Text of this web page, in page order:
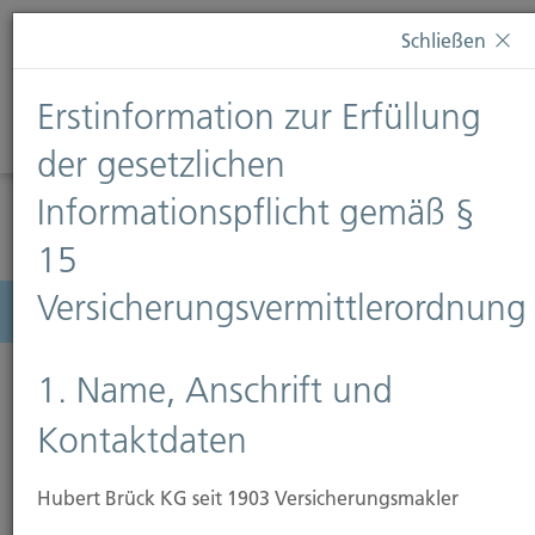
Diese Webseite verwendet Cookies. Wenn Sie weiterhin
Informationen finden Sie auf unserer SeiteDatenschutz
Diese Nachricht nicht erneut anzeigen
Menü
Wohngebäudeversicherung
Schließen
Erstinformation zur Erfüllung
der gesetzlichen
Informationspflicht gemäß §
15
Versicherungsvermittlerordnung
1. Name, Anschrift und
Kontaktdaten
Hubert Brück KG seit 1903 Versicherungsmakler